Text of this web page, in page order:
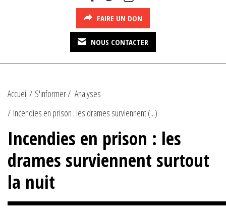
FAIRE UN DON
NOUS CONTACTER
Accueil S'informer
Analyses
Incendies en prison : les drames surviennent (...)
Incendies en prison : les
drames surviennent surtout
la nuit